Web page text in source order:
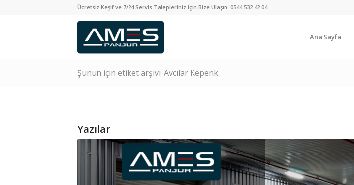
Ücretsiz Keşif ve 7/24 Servis Talepleriniz için Bize Ulaşın: 0544 532 42 04
Ana Sayfa
Şunun için etiket arşivi: Avcılar Kepenk
Yazılar